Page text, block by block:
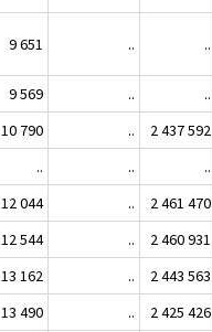
9 651 .. ..
9 569 .. ..
10 790 .. 2 437 592
.. .. ..
12 044 .. 2 461 470
12 544 .. 2 460 931
13 162 .. 2 443 563
13 490 .. 2 425 426